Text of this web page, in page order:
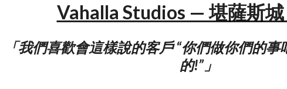
Vahalla Studios — 堪薩斯城
「我們喜歡會這樣說的客戶 “你們做你們的
的!”」